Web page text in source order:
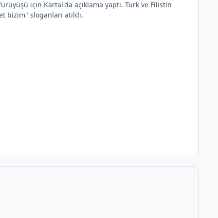
için Kartal'da açıklama yaptı. Türk ve Filistin
bizim" sloganları atıldı.